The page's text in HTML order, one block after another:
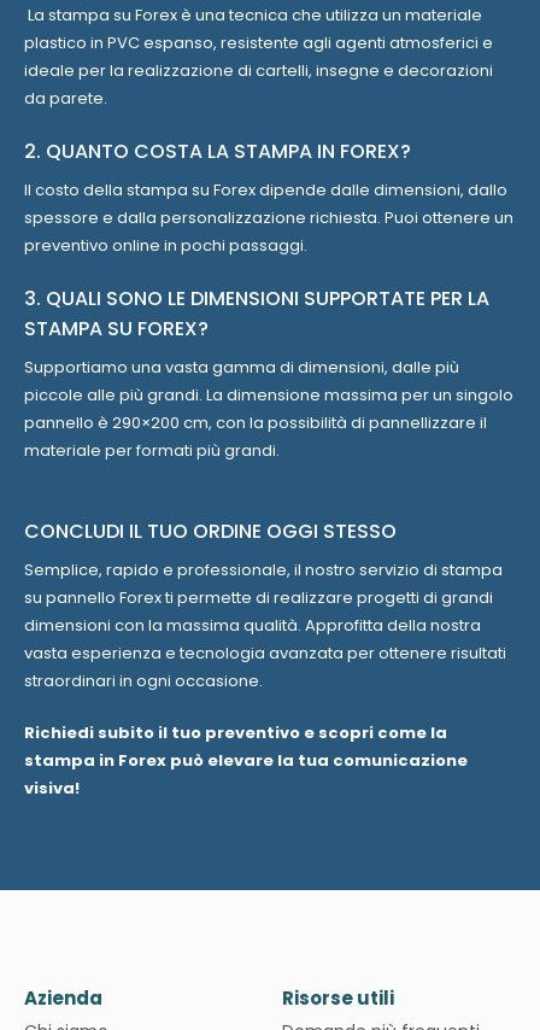
La stampa su Forex è una tecnica che utilizza un materiale
plastico in PVC espanso, resistente agli agenti atmosferici e
ideale per la realizzazione di cartelli, insegne e decorazioni
da parete.
2. QUANTO COSTA LA STAMPA IN FOREX?
Il costo della stampa su Forex dipende dalle dimensioni, dallo
spessore e dalla personalizzazione richiesta. Puoi ottenere un
preventivo online in pochi passaggi.
3. QUALI SONO LE DIMENSIONI SUPPORTATE PER LA
STAMPA SU FOREX?
Supportiamo una vasta gamma di dimensioni, dalle più
piccole alle più grandi. La dimensione massima per un singolo
pannello è 290×200 cm, con la possibilità di pannellizzare il
materiale per formati più grandi.
CONCLUDI IL TUO ORDINE OGGI STESSO
Semplice, rapido e professionale, il nostro servizio di stampa
su pannello Forex ti permette di realizzare progetti di grandi
dimensioni con la massima qualità. Approfitta della nostra
vasta esperienza e tecnologia avanzata per ottenere risultati
straordinari in ogni occasione.
Richiedi subito il tuo preventivo e scopri come la
stampa in Forex può elevare la tua comunicazione
visiva!
Azienda Risorse utili